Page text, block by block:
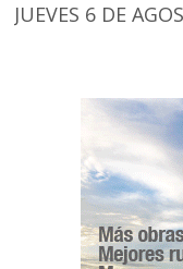
JUEVES 6 DE